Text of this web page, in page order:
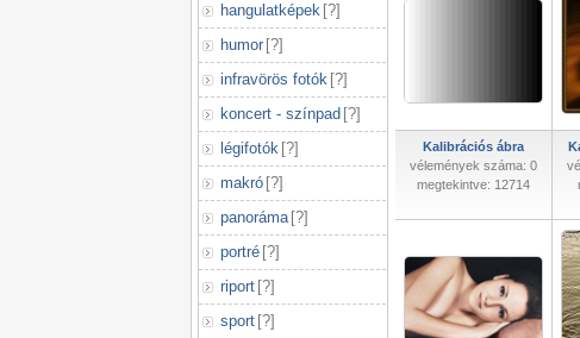
hangulatképek [?]
humor [?]
infravörös fotók [?]
koncert - színpad [?]
légifotók [?]
makró [?]
panoráma [?]
portré [?]
riport [?]
sport [?]
Kalibrációs ábra
vélemények száma: 0
megtekintve: 12714